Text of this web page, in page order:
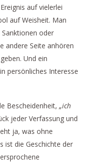
auf vielerlei
auf Weisheit. Man
oder
andere Seite anhören
Und ein
persönliches Interesse
Bescheidenheit,„ich
jeder Verfassung und
ja, was ohne
ist die Geschichte der